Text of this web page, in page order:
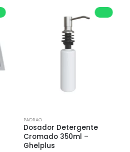
PADRAO
Dosador Detergente
Cromado 350ml –
Ghelplus